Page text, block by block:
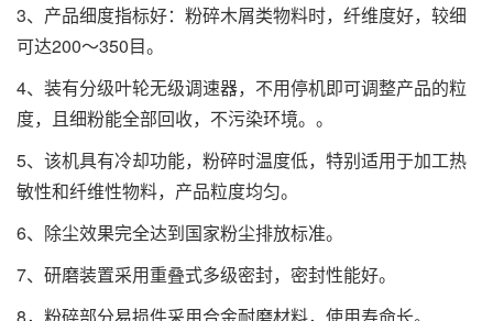
3、产品细度指标好：粉碎木屑类物料时，纤维度好，较细
可达200～350目。
4、装有分级叶轮无级调速器，不用停机即可调整产品的粒
度，且细粉能全部回收，不污染环境。。
5、该机具有冷却功能，粉碎时温度低，特别适用于加工热
敏性和纤维性物料，产品粒度均匀。
6、除尘效果完全达到国家粉尘排放标准。
7、研磨装置采用重叠式多级密封，密封性能好。
8，粉碎部分易损件采用合金耐磨材料，使用寿命长。